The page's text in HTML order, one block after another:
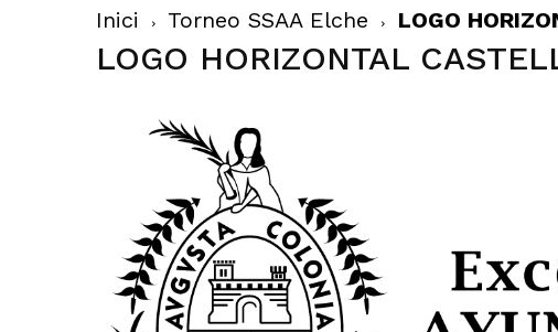
Inici Torneo SSAA Elche LOGO
LOGO HORIZONTAL